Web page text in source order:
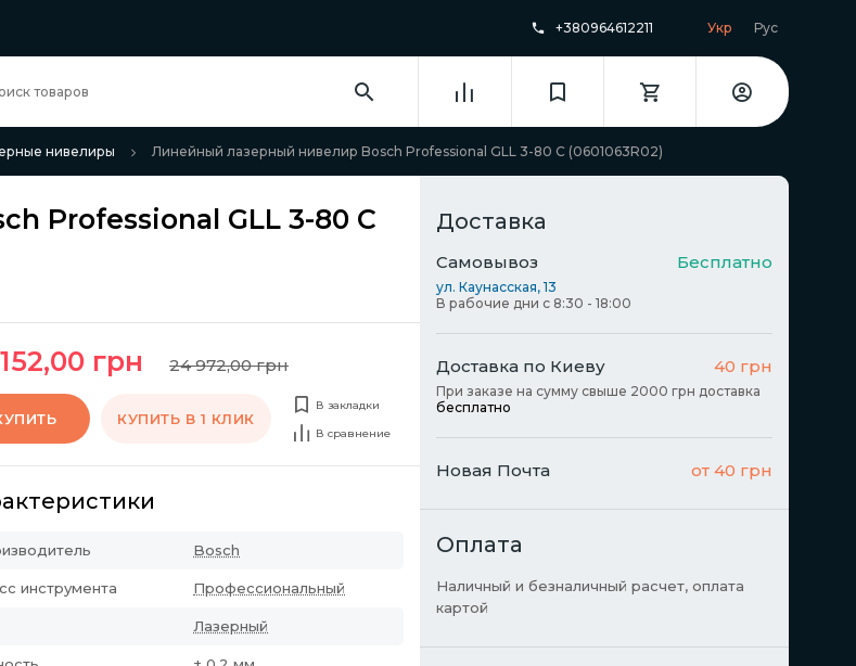
+380964612211 Укр Рус
нивелиры Линейный лазерный нивелир Bosch Professional GLL 3-80 C (0601063R02)
Professional GLL 3-80 C
грн 24 972,00 грн
КУПИТЬ В 1 КЛИК
В закладки
В сравнение
Bosch
инструмента Профессиональный
Лазерный
Доставка
Самовывоз Бесплатно
ул. Каунасская, 13
В рабочие дни с 8:30 - 18:00
Доставка по Киеву 40 грн
При заказе на сумму свыше 2000 грн доставка
бесплатно
Новая Почта от 40 грн
Оплата
Наличный и безналичный расчет, оплата
картой